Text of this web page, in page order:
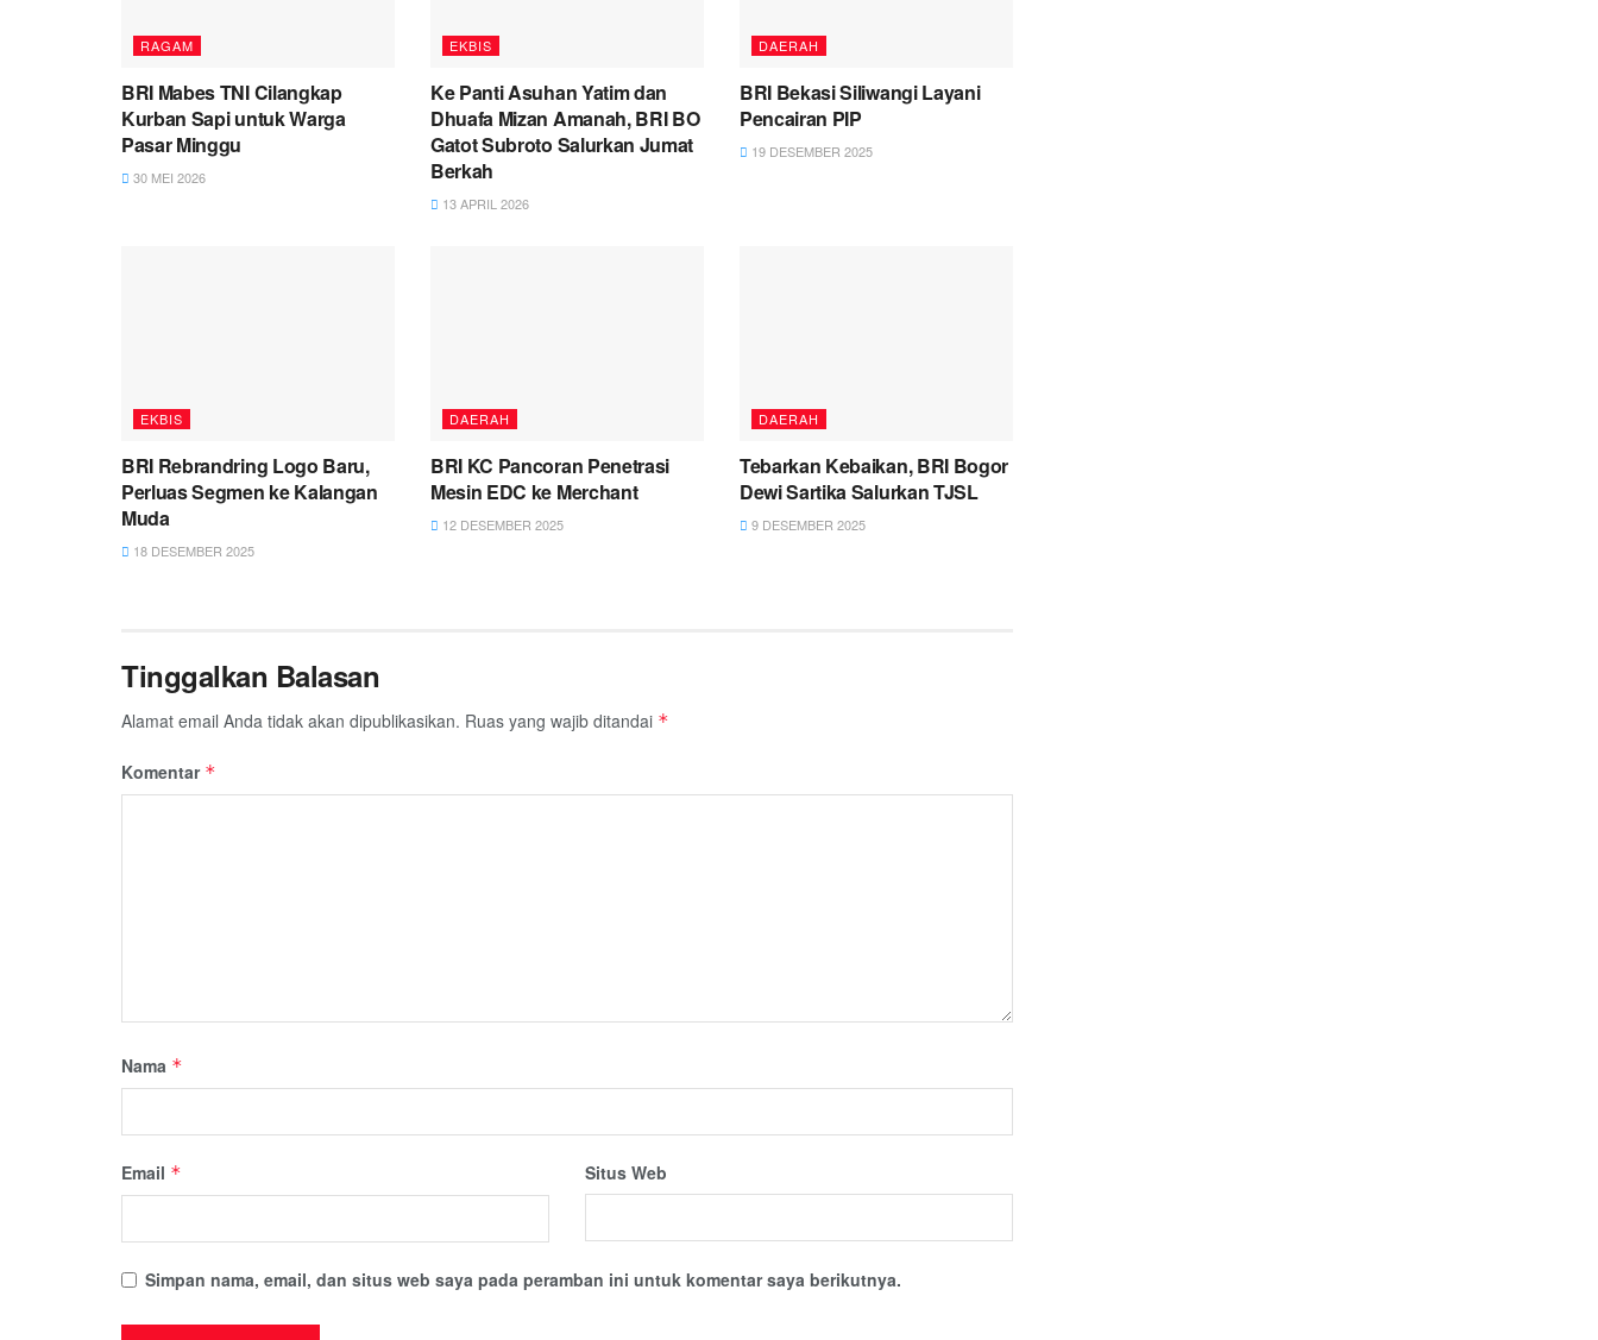
RAGAM
BRI Mabes TNI Cilangkap
Kurban Sapi untuk Warga
Pasar Minggu
30 MEI 2026
EKBIS
Ke Panti Asuhan Yatim dan
Dhuafa Mizan Amanah, BRI BO
Gatot Subroto Salurkan Jumat
Berkah
13 APRIL 2026
DAERAH
BRI Bekasi Siliwangi Layani
Pencairan PIP
19 DESEMBER 2025
EKBIS
BRI Rebrandring Logo Baru,
Perluas Segmen ke Kalangan
Muda
18 DESEMBER 2025
DAERAH
BRI KC Pancoran Penetrasi
Mesin EDC ke Merchant
12 DESEMBER 2025
DAERAH
Tebarkan Kebaikan, BRI Bogor
Dewi Sartika Salurkan TJSL
9 DESEMBER 2025
Tinggalkan Balasan
Alamat email Anda tidak akan dipublikasikan. Ruas yang wajib ditandai *
Komentar *
Nama *
Email * Situs Web
Simpan nama, email, dan situs web saya pada peramban ini untuk komentar saya berikutnya.